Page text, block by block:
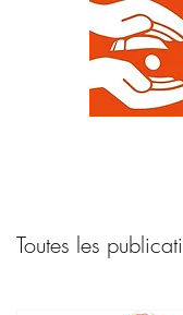
Toutes les